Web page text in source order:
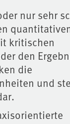
nur sehr
kritischen
den
die
und